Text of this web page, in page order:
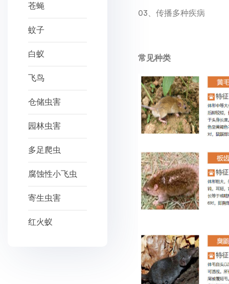
苍蝇
蚊子
白蚁
飞鸟
仓储虫害
园林虫害
多足爬虫
腐蚀性小飞虫
寄生虫害
红火蚁
03、传播多种疾病
常见种类